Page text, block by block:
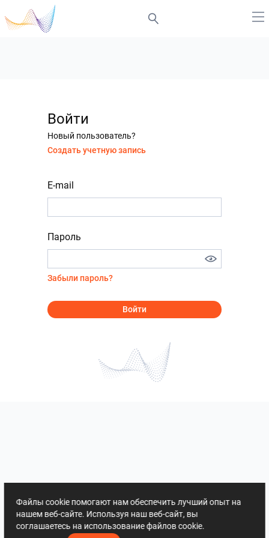
Войти
Новый пользователь?
Создать учетную запись
E-mail
Пароль
Забыли пароль?
Войти
Файлы cookie помогают нам обеспечить лучший опыт на
нашем веб-сайте. Используя наш веб-сайт, вы
соглашаетесь на использование файлов cookie.